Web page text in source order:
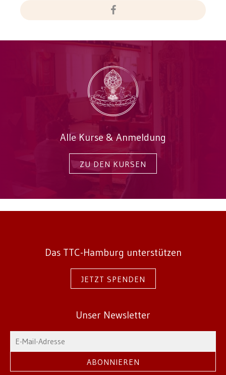
Alle Kurse & Anmeldung
ZU DEN KURSEN
Das TTC-Hamburg unterstützen
JETZT SPENDEN
Unser Newsletter